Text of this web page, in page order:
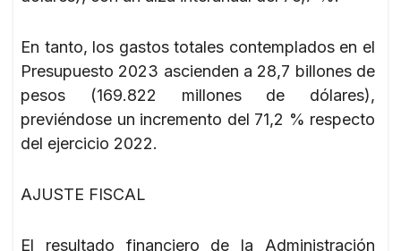
En tanto, los gastos totales contemplados en el
Presupuesto 2023 ascienden a 28,7 billones de
pesos (169.822 millones de dólares),
previéndose un incremento del 71,2 % respecto
del ejercicio 2022.
AJUSTE FISCAL
El resultado financiero de la Administración